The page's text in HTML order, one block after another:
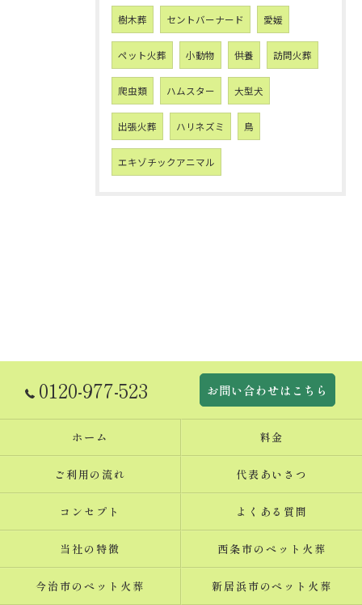
樹木葬 セントバーナード 愛媛
ペット火葬 小動物 供養 訪問火葬
爬虫類 ハムスター 大型犬
出張火葬 ハリネズミ 鳥
エキゾチックアニマル
0120-977-523 お問い合わせはこちら
ホーム 料金
ご利用の流れ 代表あいさつ
コンセプト よくある質問
当社の特徴 西条市のペット火葬
今治市のペット火葬 新居浜市のペット火葬